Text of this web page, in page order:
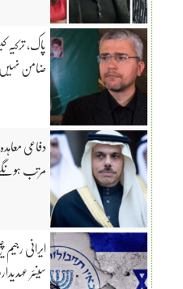
پاک،
ضامن
دفاعی
مرتب
سینئر